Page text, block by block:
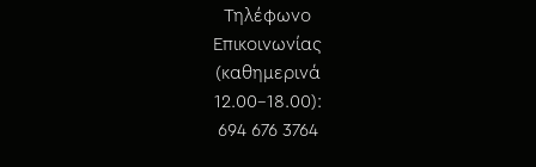
Τηλέφωνο
Επικοινωνίας
(καθημερινά
12.00-18.00):
694 676 3764